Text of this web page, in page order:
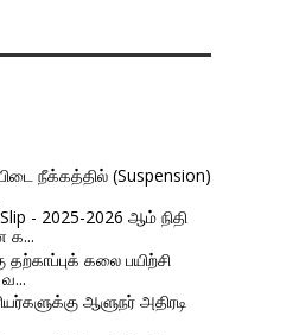
நீக்கத்தில் (Suspension)
- 2025-2026 ஆம் நிதி
க...
கலை பயிற்சி
ஆளுநர் அதிரடி